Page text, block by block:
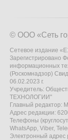
© ООО «Сеть
Сетевое издание
Зарегистрировано
информационных
(Роскомнадзор)
06.02.2023 г.
Учредитель:
ТЕХНОЛОГИИ"
Главный редактор:
Адрес редакции:
Телефоны
WhatsApp, Viber,
Электронный адрес